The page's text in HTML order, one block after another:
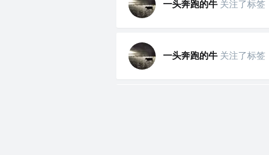
一头奔跑的牛 关注了标签
一头奔跑的牛 关注了标签